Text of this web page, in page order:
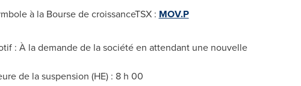
à la Bourse de croissanceTSX : MOV.P
: À la demande de la société en attendant une nouvelle
de la suspension (HE) : 8 h 00